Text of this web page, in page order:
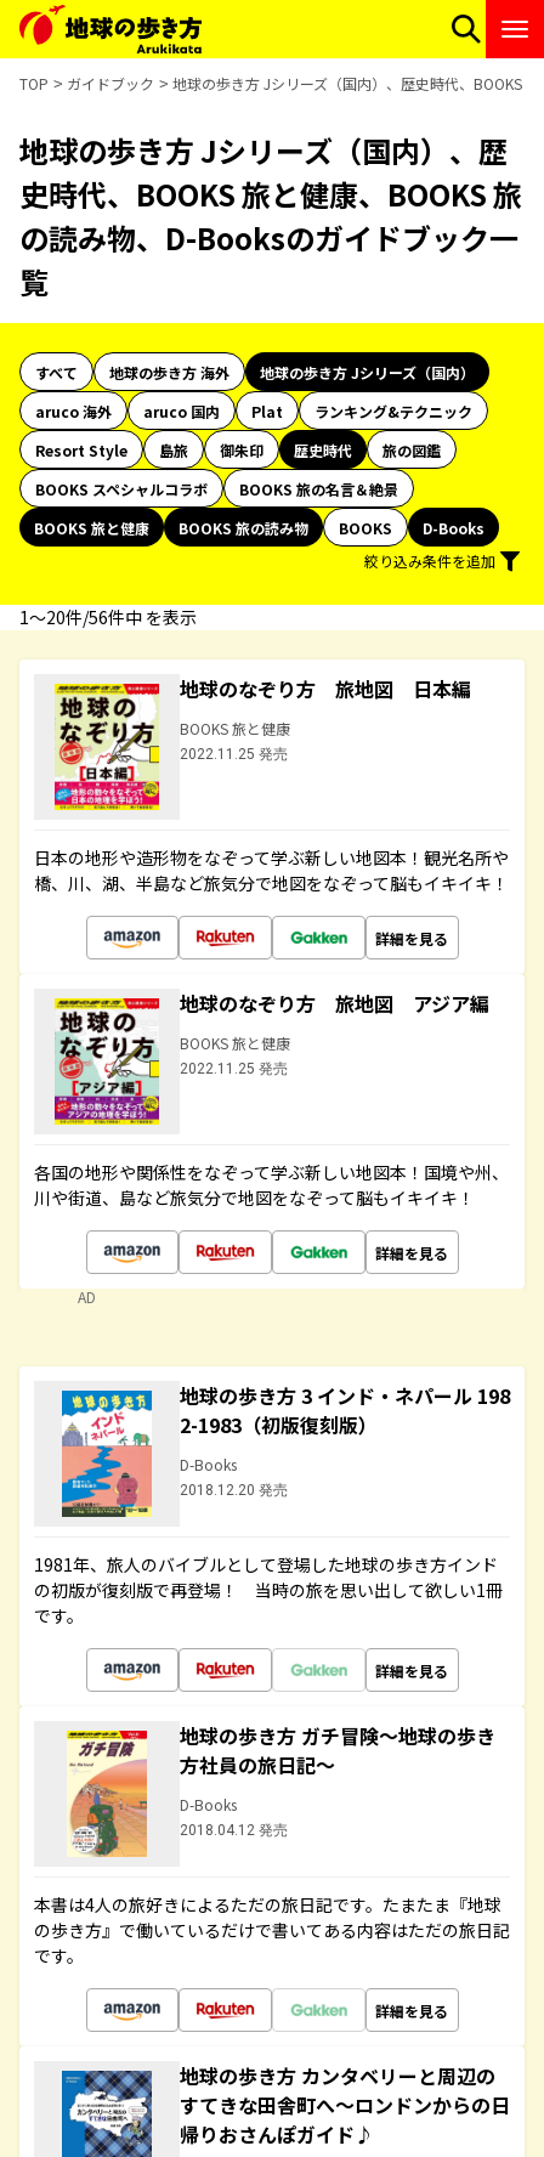
TOP ガイドブック 地球の歩き方 Jシリーズ（国内）、歴史時代、BOOKS
地球の歩き方 Jシリーズ（国内）、歴
史時代、BOOKS 旅と健康、BOOKS 旅
の読み物、D-Booksのガイドブック一
覧
すべて 地球の歩き方 海外
地球の歩き方 Jシリーズ（国内）
aruco 海外
aruco 国内 Plat
ランキング&テクニック
Resort Style
島旅 御朱印 歴史時代
旅の図鑑
BOOKS スペシャルコラボ
BOOKS 旅の名言＆絶景
BOOKS 旅と健康
BOOKS 旅の読み物 BOOKS
D-Books
絞り込み条件を追加
1〜20件/56件中 を表示
地球のなぞり方 旅地図 日本編
BOOKS 旅と健康
2022.11.25 発売
日本の地形や造形物をなぞって学ぶ新しい地図本！観光名所や
橋、川、湖、半島など旅気分で地図をなぞって脳もイキイキ！
詳細を見る
地球のなぞり方 旅地図 アジア編
BOOKS 旅と健康
2022.11.25 発売
各国の地形や関係性をなぞって学ぶ新しい地図本！国境や州、
川や街道、島など旅気分で地図をなぞって脳もイキイキ！
詳細を見る
AD
地球の歩き方 3 インド・ネパール 198
2-1983（初版復刻版）
D-Books
2018.12.20 発売
1981年、旅人のバイブルとして登場した地球の歩き方インド
の初版が復刻版で再登場！ 当時の旅を思い出して欲しい1冊
です。
詳細を見る
地球の歩き方 ガチ冒険～地球の歩き
方社員の旅日記～
D-Books
2018.04.12 発売
本書は4人の旅好きによるただの旅日記です。たまたま『地球
の歩き方』で働いているだけで書いてある内容はただの旅日記
です。
詳細を見る
地球の歩き方 カンタベリーと周辺の
すてきな田舎町へ～ロンドンからの日
帰りおさんぽガイド♪